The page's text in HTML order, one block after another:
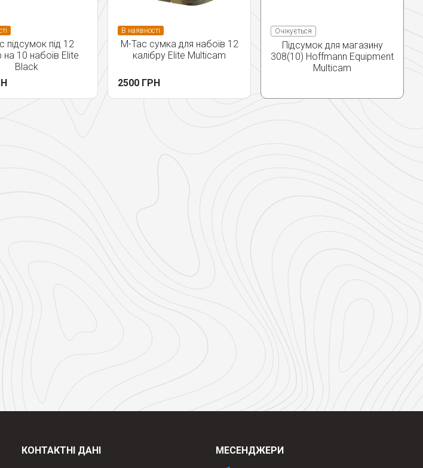
підсумок під 12
на 10 набоїв Elite
Black
В наявності
М-Тас сумка для набоїв 12
калібру Elite Multicam
2500 ГРН
Очікується
Підсумок для магазину
308(10) Hoffmann Equipment
Multicam
КОНТАКТНІ ДАНІ МЕСЕНДЖЕРИ